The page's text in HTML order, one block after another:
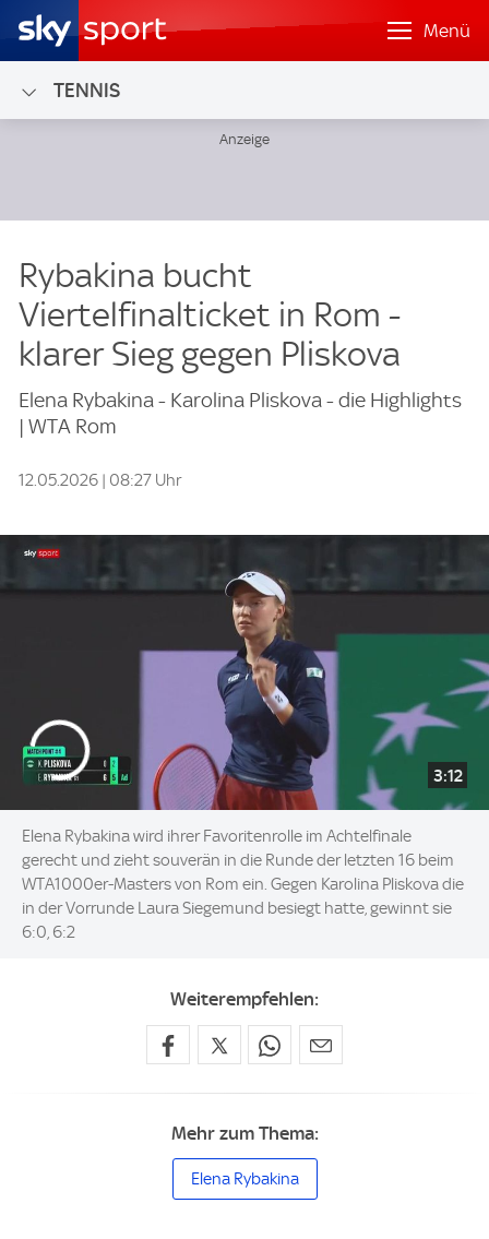
Menü
TENNIS
Rybakina bucht
Viertelfinalticket in Rom -
klarer Sieg gegen Pliskova
Elena Rybakina - Karolina Pliskova - die Highlights
| WTA Rom
12.05.2026 | 08:27 Uhr
3:12
Elena Rybakina wird ihrer Favoritenrolle im Achtelfinale
gerecht und zieht souverän in die Runde der letzten 16 beim
WTA1000er-Masters von Rom ein. Gegen Karolina Pliskova die
in der Vorrunde Laura Siegemund besiegt hatte, gewinnt sie
6:0, 6:2
Weiterempfehlen:
Mehr zum Thema:
Elena Rybakina